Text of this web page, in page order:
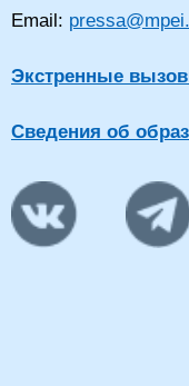
Email:
Экстренные
Сведения об